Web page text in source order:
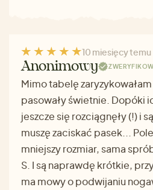
10 miesięcy temu
Anonimowy
Mimo tabelę
pasowały świetnie. Dopóki
jeszcze się rozciągnęły (!) i
muszę zaciskać pasek...
mniejszy rozmiar, sama
S. I są naprawdę krótkie,
ma mowy o podwijaniu